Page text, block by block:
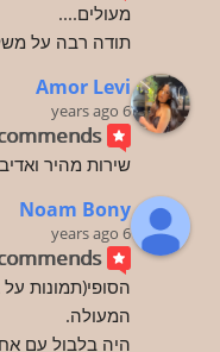
מעולים....
תודה רבה על
Amor Levi
6 years ago
שירות מהיר
Noam Bony
6 years ago
המעולה.
היה בלבול עם